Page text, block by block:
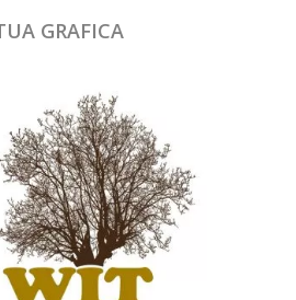
GRAFICA